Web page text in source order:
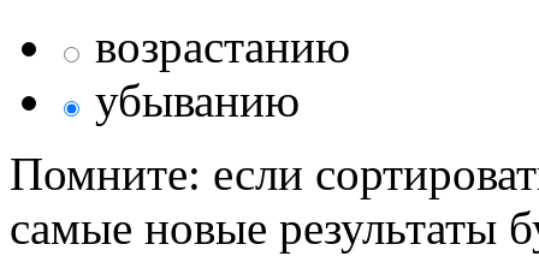
возрастанию
убыванию
Помните: если
самые новые результаты